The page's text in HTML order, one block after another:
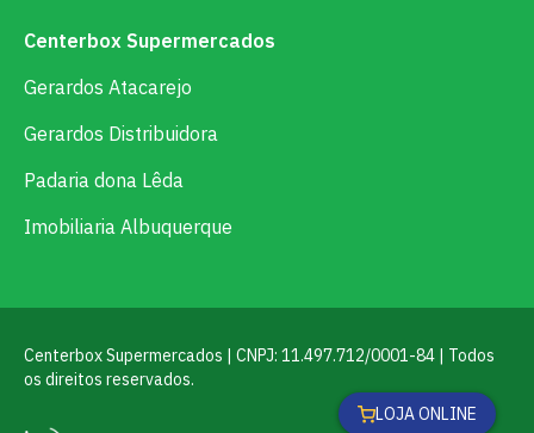
LOJA ONLINE
Centerbox Supermercados
Gerardos Atacarejo
Gerardos Distribuidora
Padaria dona Lêda
Imobiliaria Albuquerque
Centerbox Supermercados | CNPJ: 11.497.712/0001-84 | Todos
os direitos reservados.